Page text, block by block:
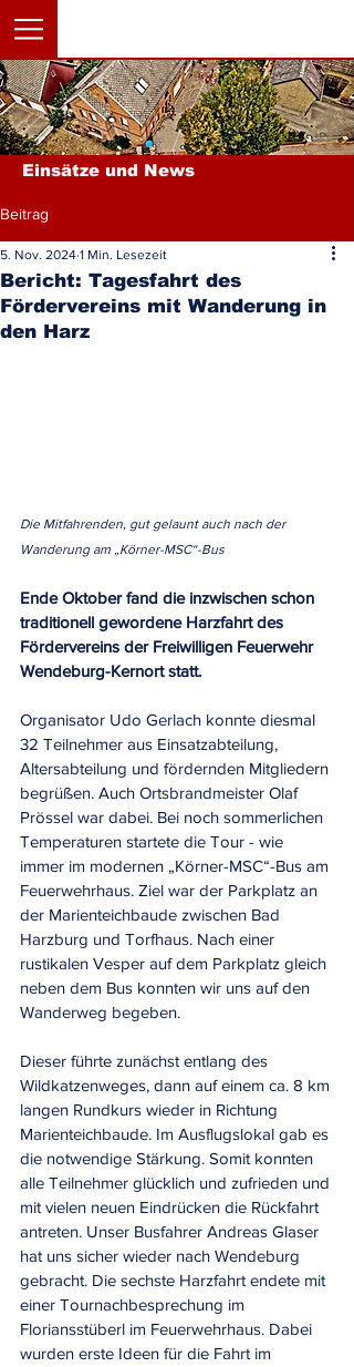
Einsätze und News
Beitrag
Bericht: Tagesfahrt des
Fördervereins mit Wanderung in
den Harz
5. Nov. 2024 1 Min. Lesezeit
Die Mitfahrenden, gut gelaunt auch nach der
Wanderung am „Körner-MSC“-Bus
Ende Oktober fand die inzwischen schon
traditionell gewordene Harzfahrt des
Fördervereins der Freiwilligen Feuerwehr
Wendeburg-Kernort statt.
Organisator Udo Gerlach konnte diesmal
32 Teilnehmer aus Einsatzabteilung,
Altersabteilung und fördernden Mitgliedern
begrüßen. Auch Ortsbrandmeister Olaf
Prössel war dabei. Bei noch sommerlichen
Temperaturen startete die Tour - wie
immer im modernen „Körner-MSC“-Bus am
Feuerwehrhaus. Ziel war der Parkplatz an
der Marienteichbaude zwischen Bad
Harzburg und Torfhaus. Nach einer
rustikalen Vesper auf dem Parkplatz gleich
neben dem Bus konnten wir uns auf den
Wanderweg begeben.
Dieser führte zunächst entlang des
Wildkatzenweges, dann auf einem ca. 8 km
langen Rundkurs wieder in Richtung
Marienteichbaude. Im Ausflugslokal gab es
die notwendige Stärkung. Somit konnten
alle Teilnehmer glücklich und zufrieden und
mit vielen neuen Eindrücken die Rückfahrt
antreten. Unser Busfahrer Andreas Glaser
hat uns sicher wieder nach Wendeburg
gebracht. Die sechste Harzfahrt endete mit
einer Tournachbesprechung im
Floriansstüberl im Feuerwehrhaus. Dabei
wurden erste Ideen für die Fahrt im